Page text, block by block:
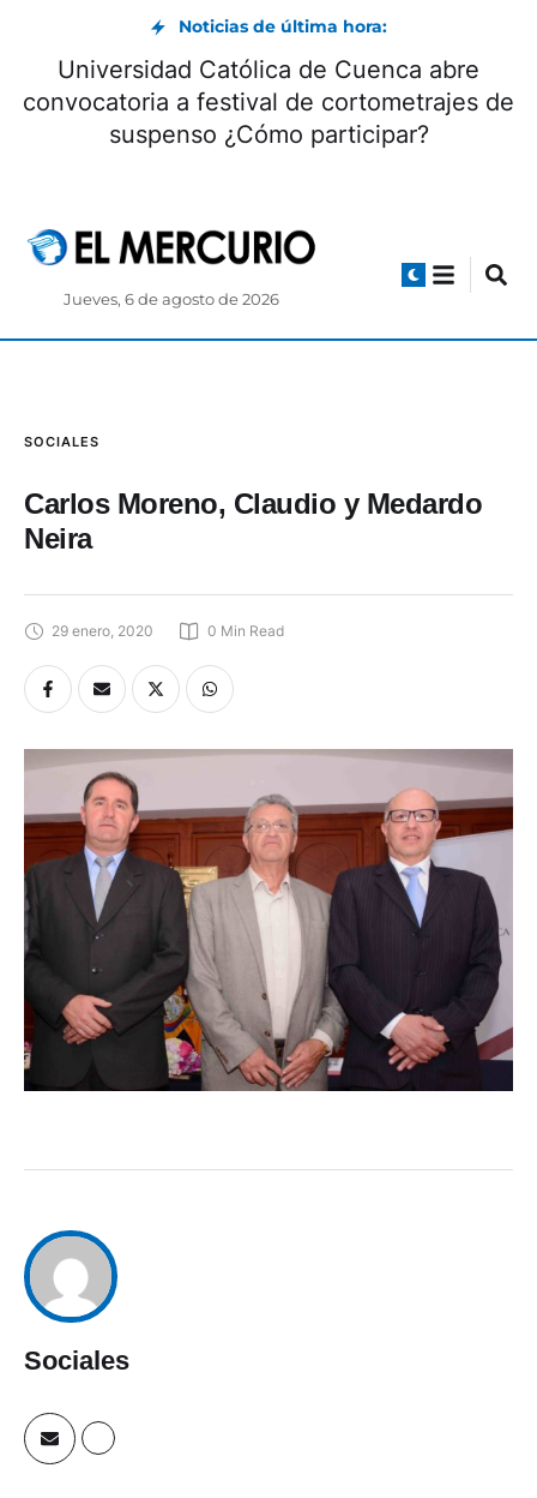
Noticias de última hora:
Universidad Católica de Cuenca abre
convocatoria a festival de cortometrajes de
suspenso ¿Cómo participar?
Jueves, 6 de agosto de 2026
SOCIALES
Carlos Moreno, Claudio y Medardo
Neira
29 enero, 2020 0 Min Read
Sociales